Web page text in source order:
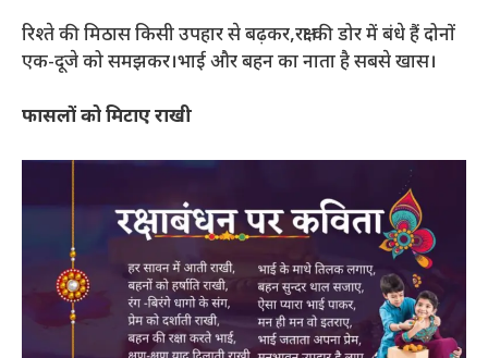
रिश्ते की मिठास किसी उपहार से बढ़कर,रक्षा की डोर में बंधे हैं दोनों
एक-दूजे को समझकर।भाई और बहन का नाता है सबसे खास।
फासलों को मिटाए राखी